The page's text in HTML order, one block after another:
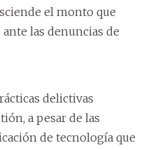
el monto que
las denuncias de
delictivas
a pesar de las
de tecnología que